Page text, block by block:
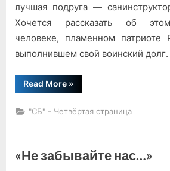
лучшая подруга —
Хочется рассказать об
человеке, пламенном
выполнившем свой воинский долг.
Read More“Подруги
мои
»
"СБ" - Четвёртая страница
«Не забывайте нас…»